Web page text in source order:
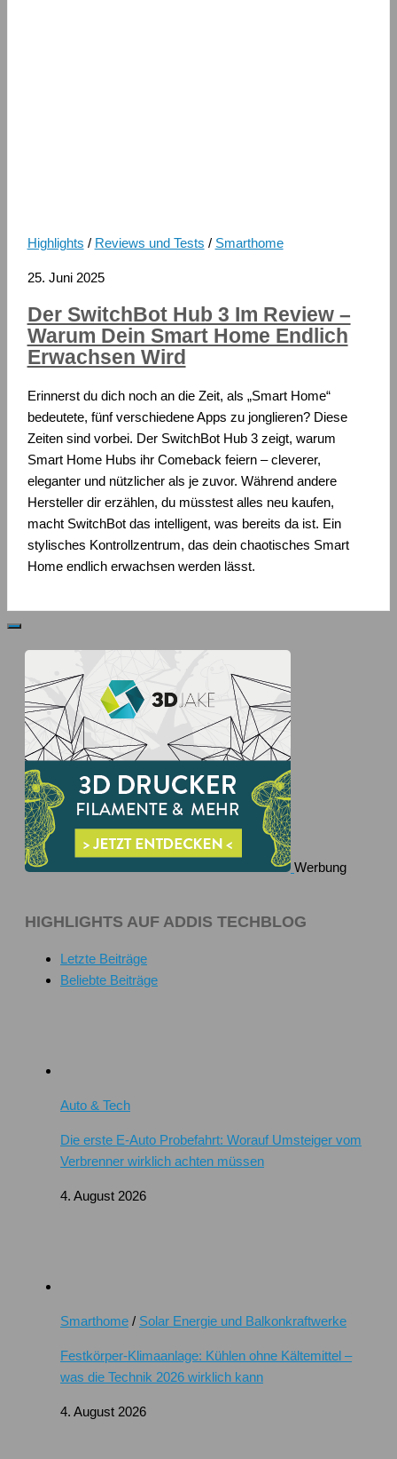
Highlights / Reviews und Tests / Smarthome
25. Juni 2025
Der SwitchBot Hub 3 Im Review –
Warum Dein Smart Home Endlich
Erwachsen Wird
Erinnerst du dich noch an die Zeit, als „Smart Home“
bedeutete, fünf verschiedene Apps zu jonglieren? Diese
Zeiten sind vorbei. Der SwitchBot Hub 3 zeigt, warum
Smart Home Hubs ihr Comeback feiern – cleverer,
eleganter und nützlicher als je zuvor. Während andere
Hersteller dir erzählen, du müsstest alles neu kaufen,
macht SwitchBot das intelligent, was bereits da ist. Ein
stylisches Kontrollzentrum, das dein chaotisches Smart
Home endlich erwachsen werden lässt.
Werbung
HIGHLIGHTS AUF ADDIS TECHBLOG
Letzte Beiträge
Beliebte Beiträge
Auto & Tech
Die erste E-Auto Probefahrt: Worauf Umsteiger vom
Verbrenner wirklich achten müssen
4. August 2026
Smarthome / Solar Energie und Balkonkraftwerke
Festkörper-Klimaanlage: Kühlen ohne Kältemittel –
was die Technik 2026 wirklich kann
4. August 2026